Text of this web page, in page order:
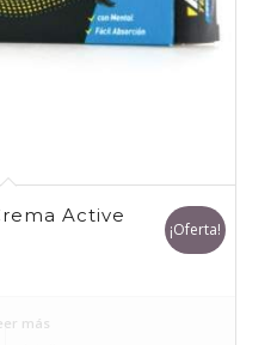
Active
¡Oferta!
más